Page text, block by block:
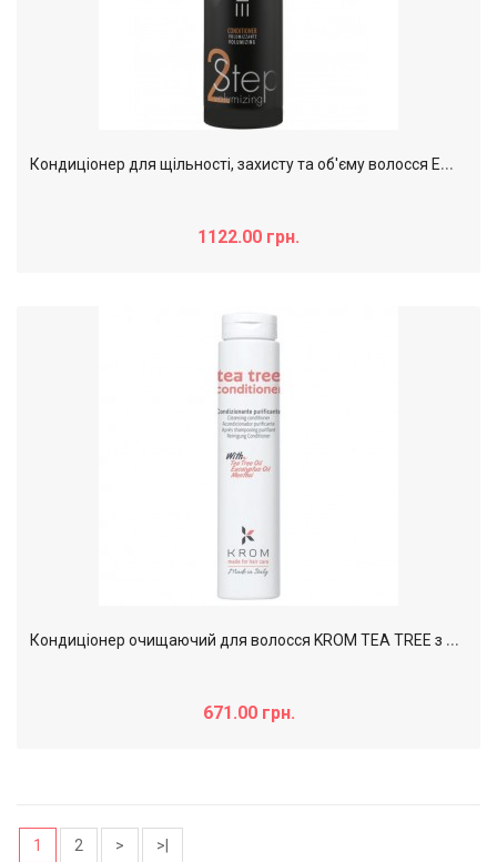
К
ондиціонер для щільності, захисту та об'єму волосся Emotion Step 1,2,3, 250 мл
1122.00 грн.
К
ондиціонер очищаючий для волосся KROM TEA TREE з олією чайного дерева, олією евкаліпту та ментолом, 1000 мл
671.00 грн.
1 2 >
>|